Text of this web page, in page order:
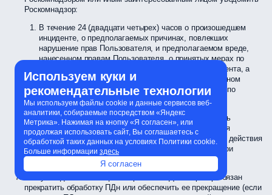
Роскомнадзор:
В течение 24 (двадцати четырех) часов о произошедшем
инциденте, о предполагаемых причинах, повлекших
нарушение прав Пользователя, и предполагаемом вреде,
нанесенном правам Пользователя, о принятых мерах по
устранению последствий соответствующего инцидента, а
также предоставить сведения о лице, уполномоченном
Оператором на взаимодействие с Роскомнадзором по
вопросам, связанным с выявленным инцидентом;
В течение 72 (семидесяти двух) часов предоставить
сведения о результатах внутреннего расследования
выявленного инцидента, а также сведения о лицах, действия
которых стали причиной выявленного инцидента (при
наличии).
В случае достижения цели обработки ПДн Оператор обязан
прекратить обработку ПДн или обеспечить ее прекращение (если
Используем куки и
рекомендательные технологии
Мы используем файлы cookie и данные сервисов веб-
аналитики, собираемые посредством «Яндекс
Метрика». Нажимая на кнопку «Я согласен», или
продолжая использовать сайт, Вы соглашаетесь с
обработкой таких данных на условиях Политики cookie.
Больше информации здесь
Я согласен